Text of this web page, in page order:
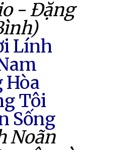
- Đặng
Lính
Hòa
Tôi
Sống
Noãn